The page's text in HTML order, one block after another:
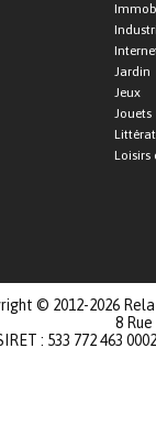
Jardin
Jeux
Jouets
Loisirs
© 2012-2026
8
: 533 772 463